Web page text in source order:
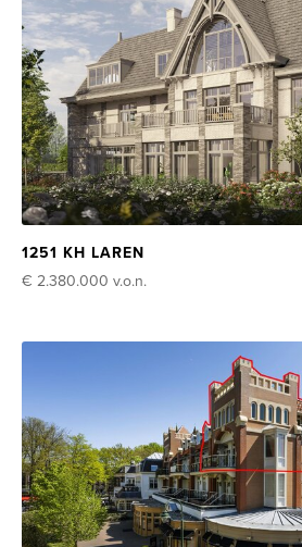
1251 KH LAREN
€ 2.380.000 v.o.n.